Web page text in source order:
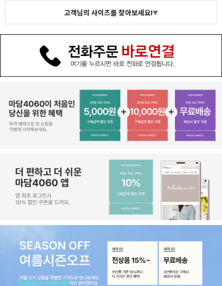
고객님의 사이즈를 찾아보세요!▼